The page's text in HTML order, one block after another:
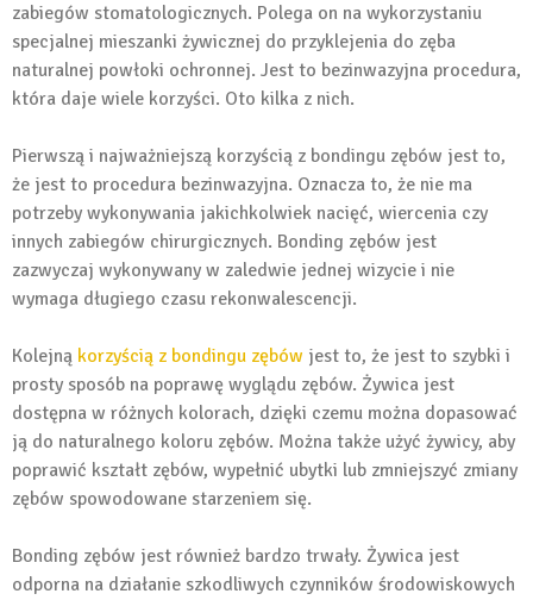
zabiegów stomatologicznych. Polega on na wykorzystaniu
specjalnej mieszanki żywicznej do przyklejenia do zęba
naturalnej powłoki ochronnej. Jest to bezinwazyjna procedura,
która daje wiele korzyści. Oto kilka z nich.
Pierwszą i najważniejszą korzyścią z bondingu zębów jest to,
że jest to procedura bezinwazyjna. Oznacza to, że nie ma
potrzeby wykonywania jakichkolwiek nacięć, wiercenia czy
innych zabiegów chirurgicznych. Bonding zębów jest
zazwyczaj wykonywany w zaledwie jednej wizycie i nie
wymaga długiego czasu rekonwalescencji.
Kolejną korzyścią z bondingu zębów jest to, że jest to szybki i
prosty sposób na poprawę wyglądu zębów. Żywica jest
dostępna w różnych kolorach, dzięki czemu można dopasować
ją do naturalnego koloru zębów. Można także użyć żywicy, aby
poprawić kształt zębów, wypełnić ubytki lub zmniejszyć zmiany
zębów spowodowane starzeniem się.
Bonding zębów jest również bardzo trwały. Żywica jest
odporna na działanie szkodliwych czynników środowiskowych